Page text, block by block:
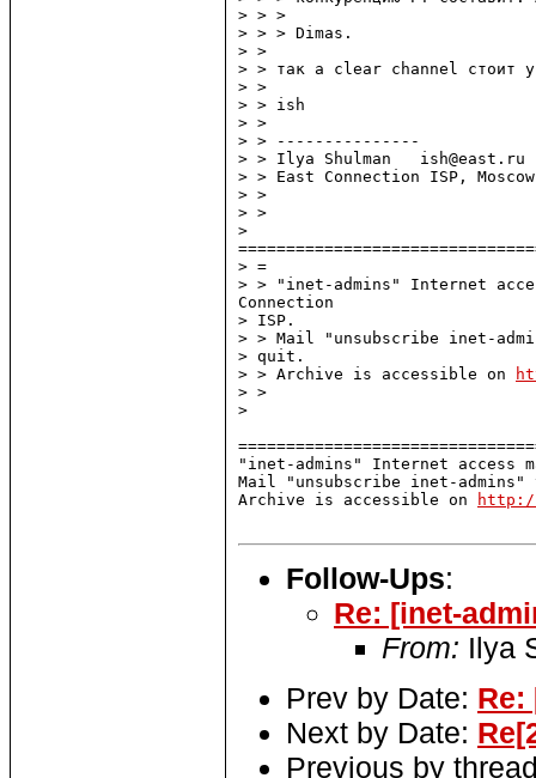
> > >
> > > Dimas.
> >
> > так а clear channel стоит у
> >
> > ish
> >
> > ---------------
> > Ilya Shulman   ish@east.ru
> > East Connection ISP,
> >
> >
>
> =
> > "inet-admins" Internet
Connection
> ISP.
> > Mail "unsubscribe inet-
> quit.
> > Archive is accessible on
> >
>
"inet-admins" Internet access
Mail "unsubscribe inet-
Archive is accessible on
Follow-Ups:
Re: [inet-
From: Ilya
Prev by Date:
Next by Date:
Previous by